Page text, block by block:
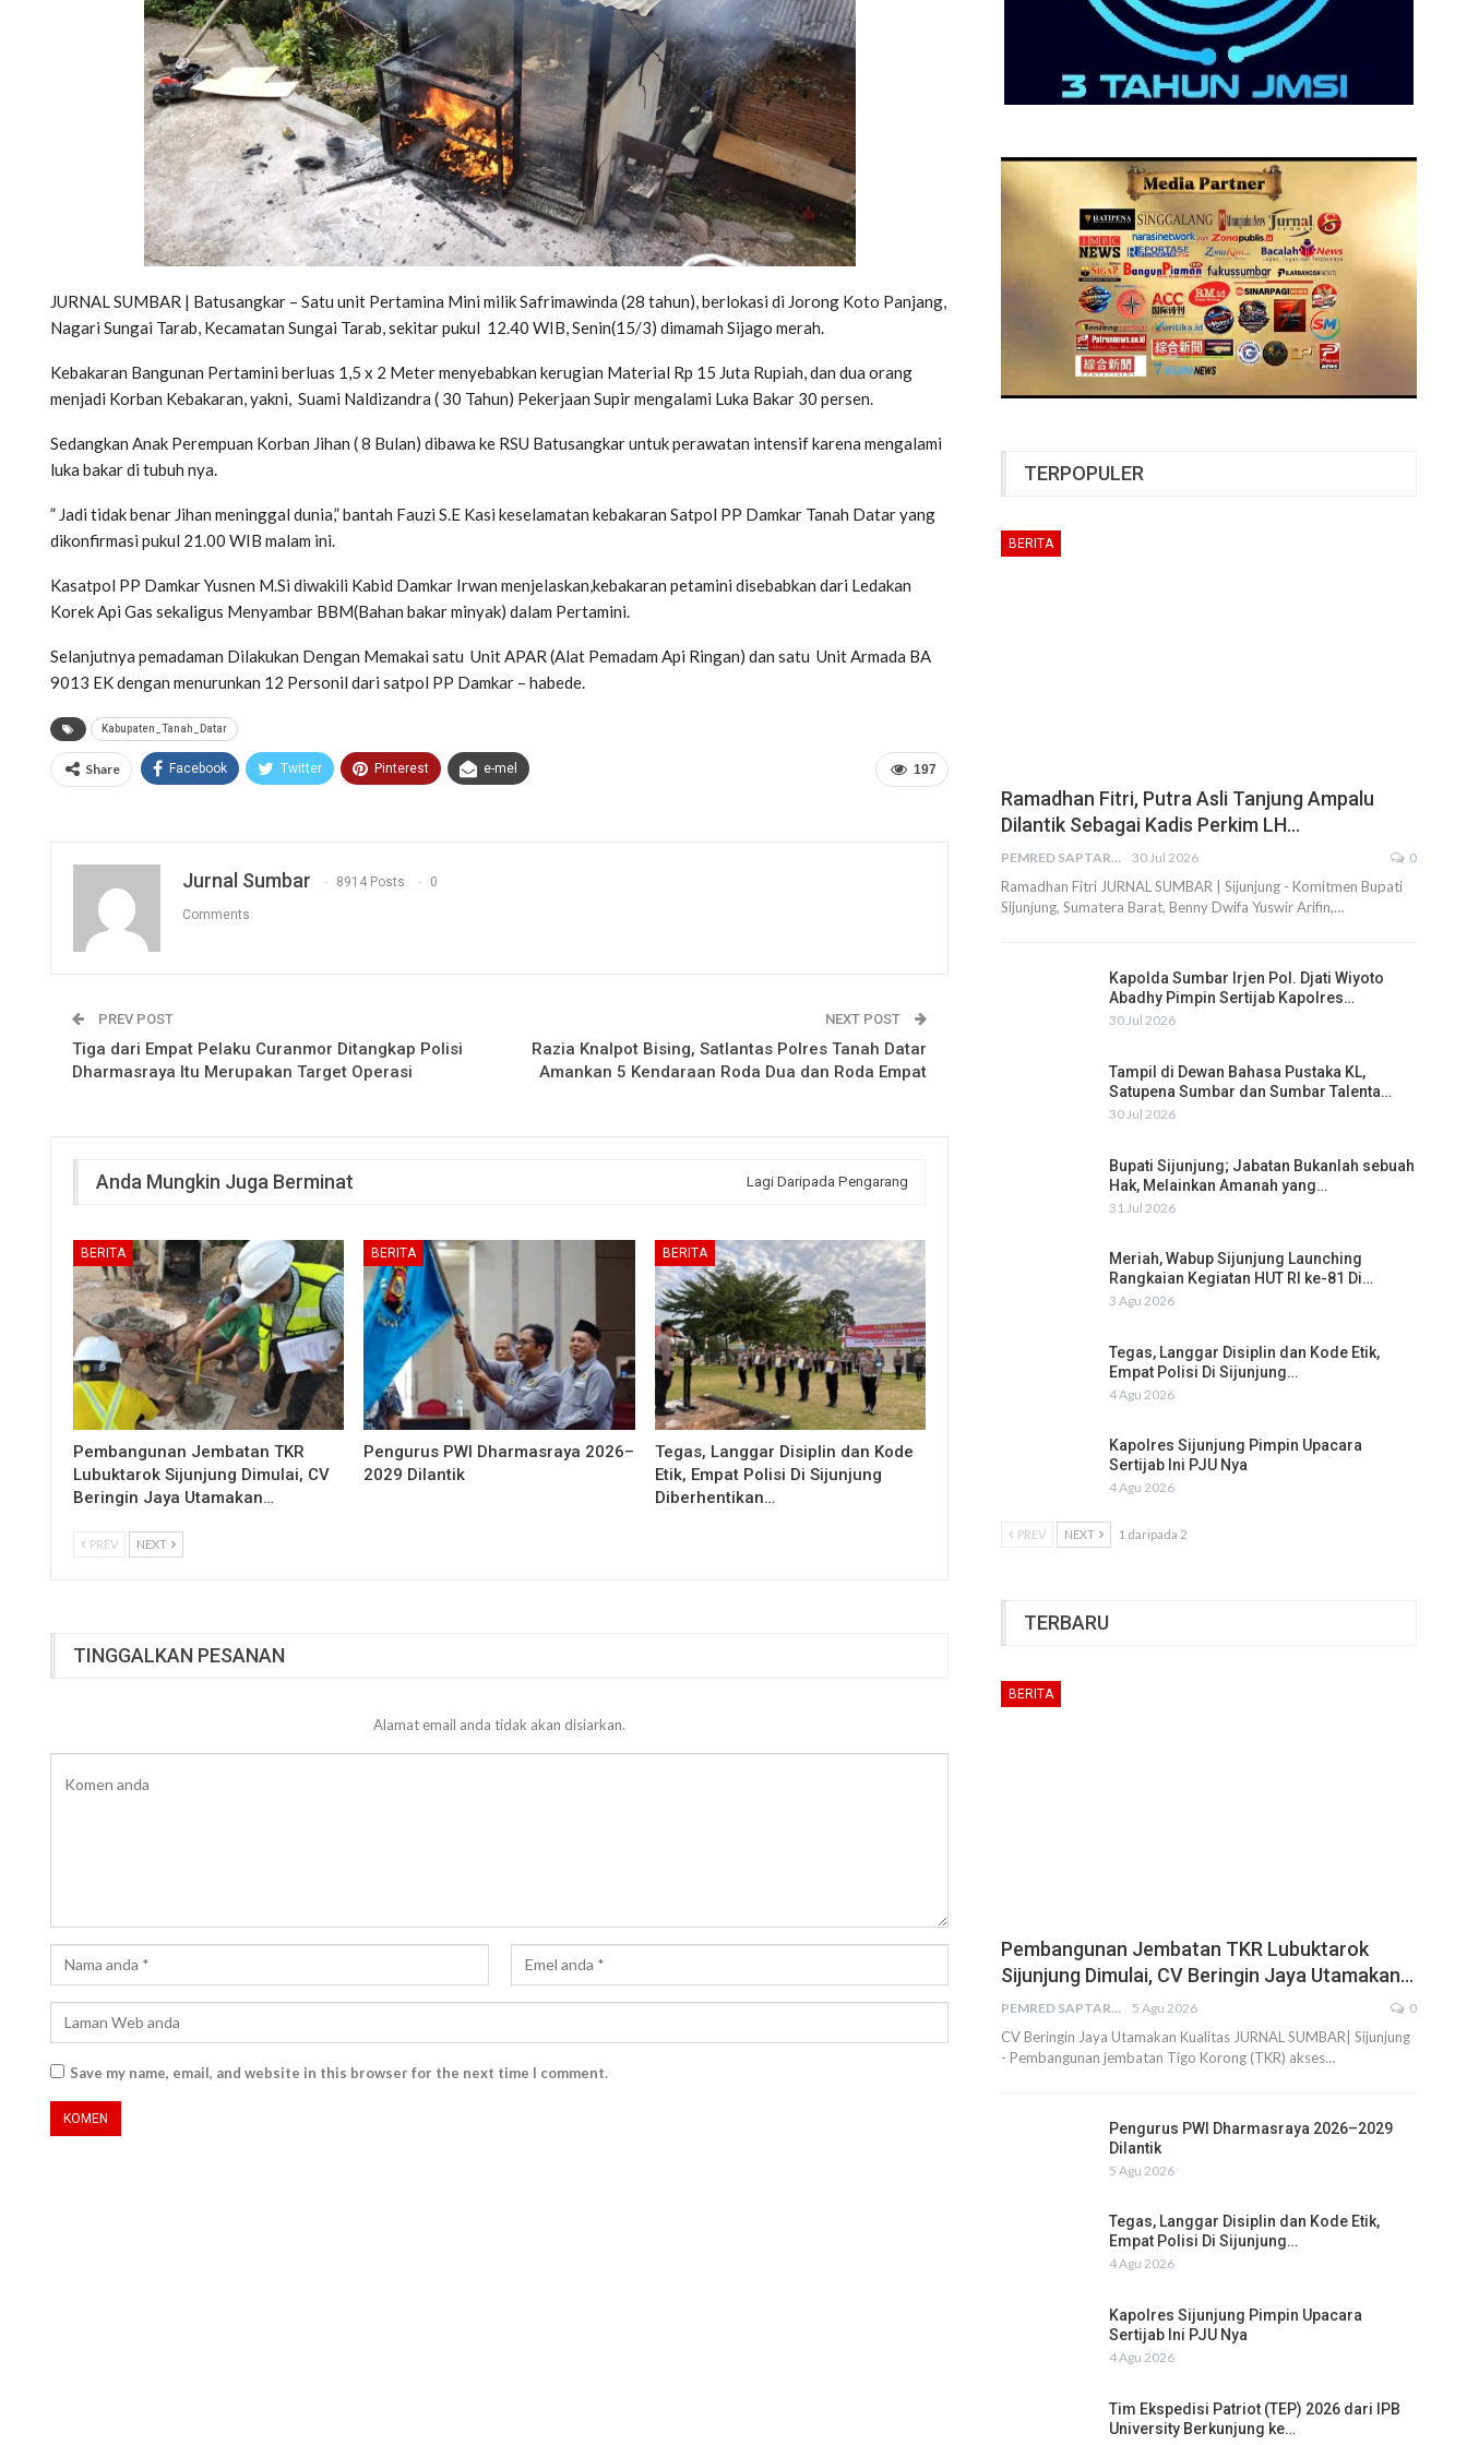
JURNAL SUMBAR | Batusangkar – Satu unit Pertamina Mini milik Safrimawinda (28 tahun), berlokasi di Jorong Koto Panjang,
Nagari Sungai Tarab, Kecamatan Sungai Tarab, sekitar pukul 12.40 WIB, Senin(15/3) dimamah Sijago merah.
Kebakaran Bangunan Pertamini berluas 1,5 x 2 Meter menyebabkan kerugian Material Rp 15 Juta Rupiah, dan dua orang
menjadi Korban Kebakaran, yakni, Suami Naldizandra ( 30 Tahun) Pekerjaan Supir mengalami Luka Bakar 30 persen.
Sedangkan Anak Perempuan Korban Jihan ( 8 Bulan) dibawa ke RSU Batusangkar untuk perawatan intensif karena mengalami
luka bakar di tubuh nya.
” Jadi tidak benar Jihan meninggal dunia,” bantah Fauzi S.E Kasi keselamatan kebakaran Satpol PP Damkar Tanah Datar yang
dikonfirmasi pukul 21.00 WIB malam ini.
Kasatpol PP Damkar Yusnen M.Si diwakili Kabid Damkar Irwan menjelaskan,kebakaran petamini disebabkan dari Ledakan
Korek Api Gas sekaligus Menyambar BBM(Bahan bakar minyak) dalam Pertamini.
Selanjutnya pemadaman Dilakukan Dengan Memakai satu Unit APAR (Alat Pemadam Api Ringan) dan satu Unit Armada BA
9013 EK dengan menurunkan 12 Personil dari satpol PP Damkar – habede.
Kabupaten_Tanah_Datar
197
Share Facebook Twitter Pinterest e-mel
Jurnal Sumbar 8914 Posts 0
Comments
PREV POST
Tiga dari Empat Pelaku Curanmor Ditangkap Polisi
Dharmasraya Itu Merupakan Target Operasi
NEXT POST
Razia Knalpot Bising, Satlantas Polres Tanah Datar
Amankan 5 Kendaraan Roda Dua dan Roda Empat
Anda Mungkin Juga Berminat Lagi Daripada Pengarang
BERITA
Pembangunan Jembatan TKR
Lubuktarok Sijunjung Dimulai, CV
Beringin Jaya Utamakan…
BERITA
Pengurus PWI Dharmasraya 2026–
2029 Dilantik
BERITA
Tegas, Langgar Disiplin dan Kode
Etik, Empat Polisi Di Sijunjung
Diberhentikan…
PREV NEXT
TINGGALKAN PESANAN
Alamat email anda tidak akan disiarkan.
Save my name, email, and website in this browser for the next time I comment.
TERPOPULER
BERITA
Ramadhan Fitri, Putra Asli Tanjung Ampalu
Dilantik Sebagai Kadis Perkim LH…
PEMRED SAPTARIUS 30 Jul 2026 0
Ramadhan Fitri JURNAL SUMBAR | Sijunjung - Komitmen Bupati
Sijunjung, Sumatera Barat, Benny Dwifa Yuswir Arifin,…
Kapolda Sumbar Irjen Pol. Djati Wiyoto
Abadhy Pimpin Sertijab Kapolres…
30 Jul 2026
Tampil di Dewan Bahasa Pustaka KL,
Satupena Sumbar dan Sumbar Talenta…
30 Jul 2026
Bupati Sijunjung; Jabatan Bukanlah sebuah
Hak, Melainkan Amanah yang…
31 Jul 2026
Meriah, Wabup Sijunjung Launching
Rangkaian Kegiatan HUT RI ke-81 Di…
3 Agu 2026
Tegas, Langgar Disiplin dan Kode Etik,
Empat Polisi Di Sijunjung…
4 Agu 2026
Kapolres Sijunjung Pimpin Upacara
Sertijab Ini PJU Nya
4 Agu 2026
PREV NEXT 1 daripada 2
TERBARU
BERITA
Pembangunan Jembatan TKR Lubuktarok
Sijunjung Dimulai, CV Beringin Jaya Utamakan…
PEMRED SAPTARIUS 5 Agu 2026 0
CV Beringin Jaya Utamakan Kualitas JURNAL SUMBAR| Sijunjung
- Pembangunan jembatan Tigo Korong (TKR) akses…
Pengurus PWI Dharmasraya 2026–2029
Dilantik
5 Agu 2026
Tegas, Langgar Disiplin dan Kode Etik,
Empat Polisi Di Sijunjung…
4 Agu 2026
Kapolres Sijunjung Pimpin Upacara
Sertijab Ini PJU Nya
4 Agu 2026
Tim Ekspedisi Patriot (TEP) 2026 dari IPB
University Berkunjung ke…